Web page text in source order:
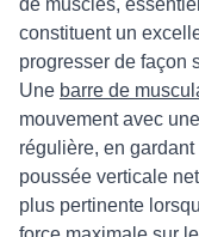
de muscles,
constituent un
progresser de façon
Une barre de
mouvement avec
régulière, en
poussée verticale
plus pertinente